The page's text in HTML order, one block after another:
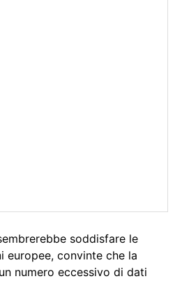
soddisfare le
europee, convinte che la
numero eccessivo di dati